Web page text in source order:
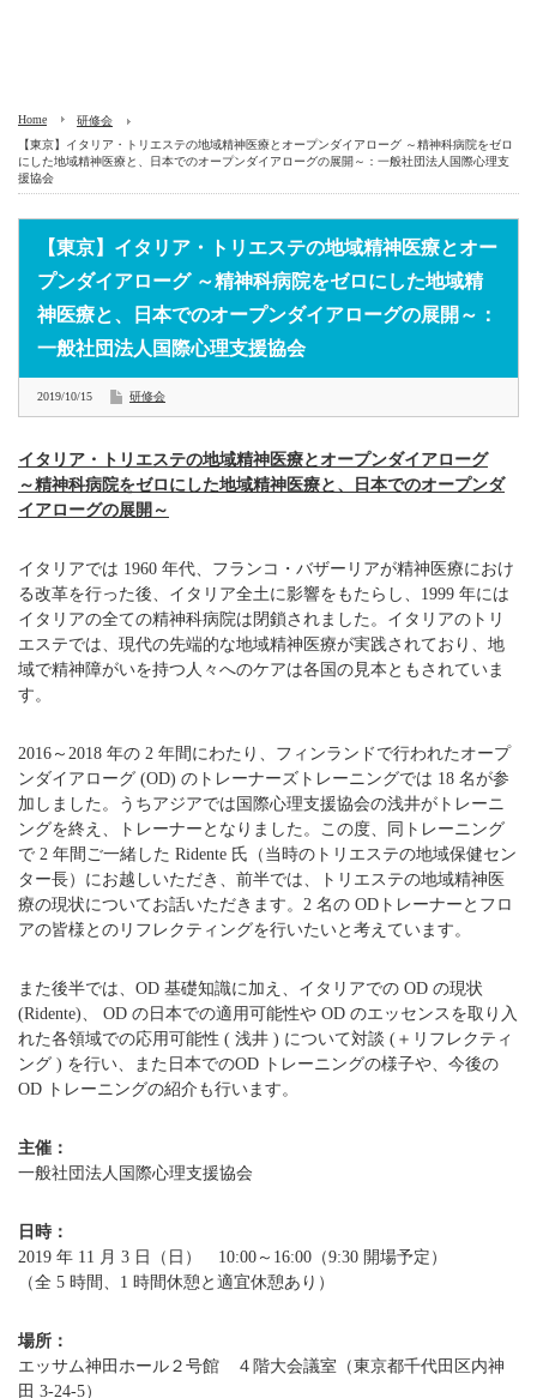
Home
研修会
【東京】イタリア・トリエステの地域精神医療とオープンダイアローグ ～精神科病院をゼロ
にした地域精神医療と、日本でのオープンダイアローグの展開～：一般社団法人国際心理支
援協会
【東京】イタリア・トリエステの地域精神医療とオー
プンダイアローグ ～精神科病院をゼロにした地域精
神医療と、日本でのオープンダイアローグの展開～：
一般社団法人国際心理支援協会
2019/10/15 研修会
イタリア・トリエステの地域精神医療とオープンダイアローグ
～精神科病院をゼロにした地域精神医療と、日本でのオープンダ
イアローグの展開～
イタリアでは 1960 年代、フランコ・バザーリアが精神医療におけ
る改革を行った後、イタリア全土に影響をもたらし、1999 年には
イタリアの全ての精神科病院は閉鎖されました。イタリアのトリ
エステでは、現代の先端的な地域精神医療が実践されており、地
域で精神障がいを持つ人々へのケアは各国の見本ともされていま
す。
2016～2018 年の 2 年間にわたり、フィンランドで行われたオープ
ンダイアローグ (OD) のトレーナーズトレーニングでは 18 名が参
加しました。うちアジアでは国際心理支援協会の浅井がトレーニ
ングを終え、トレーナーとなりました。この度、同トレーニング
で 2 年間ご一緒した Ridente 氏（当時のトリエステの地域保健セン
ター長）にお越しいただき、前半では、トリエステの地域精神医
療の現状についてお話いただきます。2 名の ODトレーナーとフロ
アの皆様とのリフレクティングを行いたいと考えています。
また後半では、OD 基礎知識に加え、イタリアでの OD の現状
(Ridente)、 OD の日本での適用可能性や OD のエッセンスを取り入
れた各領域での応用可能性 ( 浅井 ) について対談 (＋リフレクティ
ング ) を行い、また日本でのOD トレーニングの様子や、今後の
OD トレーニングの紹介も行います。
主催：
一般社団法人国際心理支援協会
日時：
2019 年 11 月 3 日（日） 10:00～16:00（9:30 開場予定）
（全 5 時間、1 時間休憩と適宜休憩あり）
場所：
エッサム神田ホール２号館 ４階大会議室（東京都千代田区内神
田 3-24-5）